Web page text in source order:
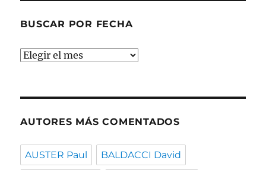
BUSCAR POR FECHA
Buscar
AUTORES MÁS COMENTADOS
AUSTER Paul BALDACCI David